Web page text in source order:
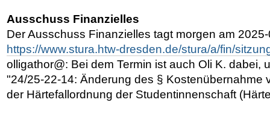
Ausschuss Finanzielles
Der Ausschuss Finanzielles tagt morgen am
https://www.stura.htw-dresden.de/stura/a/fin/
olligathor@: Bei dem Termin ist auch Oli K. dabei,
"24/25-22-14: Änderung des § Kostenübernahme
der Härtefallordnung der Studentinnenschaft